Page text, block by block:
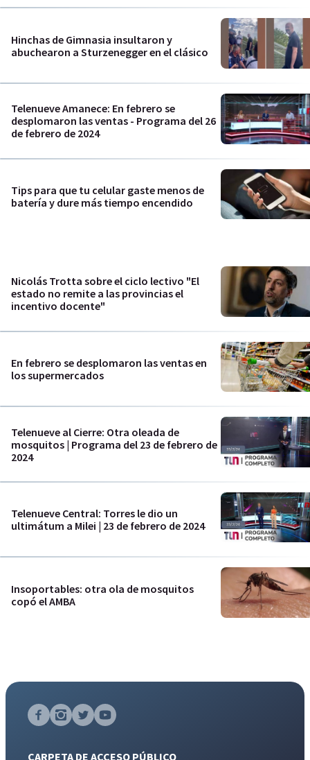
Hinchas de Gimnasia insultaron y
abuchearon a Sturzenegger en el clásico
Telenueve Amanece: En febrero se
desplomaron las ventas - Programa del 26
de febrero de 2024
Tips para que tu celular gaste menos de
batería y dure más tiempo encendido
Nicolás Trotta sobre el ciclo lectivo "El
estado no remite a las provincias el
incentivo docente"
En febrero se desplomaron las ventas en
los supermercados
Telenueve al Cierre: Otra oleada de
mosquitos | Programa del 23 de febrero de
2024
Telenueve Central: Torres le dio un
ultimátum a Milei | 23 de febrero de 2024
Insoportables: otra ola de mosquitos
copó el AMBA
CARPETA DE ACCESO PÚBLICO